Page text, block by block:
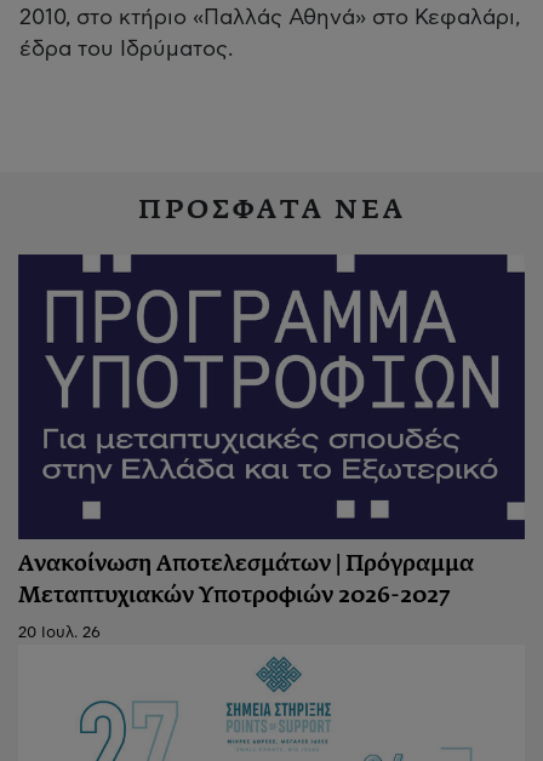
2010, στο κτήριο «Παλλάς Αθηνά» στο Κεφαλάρι,
έδρα του Ιδρύματος.
ΠΡΟΣΦΑΤΑ ΝΕΑ
Ανακοίνωση Αποτελεσμάτων | Πρόγραμμα
Μεταπτυχιακών Υποτροφιών 2026-2027
20 Ιουλ. 26